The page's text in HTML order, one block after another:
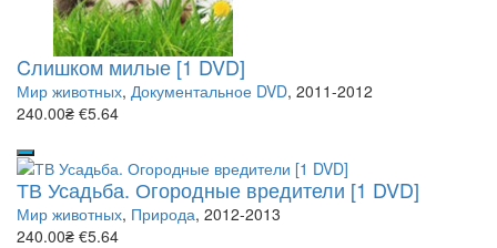
Cлишком милые [1 DVD]
Мир животных, Документальное DVD, 2011-2012
240.00₴ €5.64
ТВ Усадьба. Огородные вредители [1 DVD]
Мир животных, Природа, 2012-2013
240.00₴ €5.64